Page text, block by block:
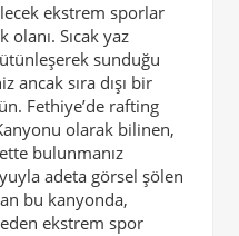
ekstrem sporlar
olanı. Sıcak yaz
sunduğu
ancak sıra dışı bir
Fethiye’de rafting
olarak bilinen,
bulunmanız
adeta görsel şölen
bu kanyonda,
ekstrem spor